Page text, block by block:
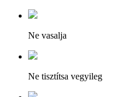
Ne vasalja
Ne tisztítsa vegyileg